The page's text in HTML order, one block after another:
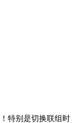
特别是切换联组时